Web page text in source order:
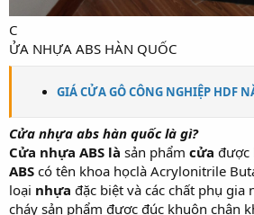
C
ỬA NHỰA ABS HÀN QUỐC
GIÁ CỬA GỖ CÔNG NGHIỆP HDF
Cửa nhựa abs hàn quốc là gì?
Cửa nhựa ABS là sản phẩm cửa được
ABS có tên khoa họclà Acrylonitrile
loại nhựa đặc biệt và các chất phụ gia
cháy sản phẩm được đúc khuôn chân